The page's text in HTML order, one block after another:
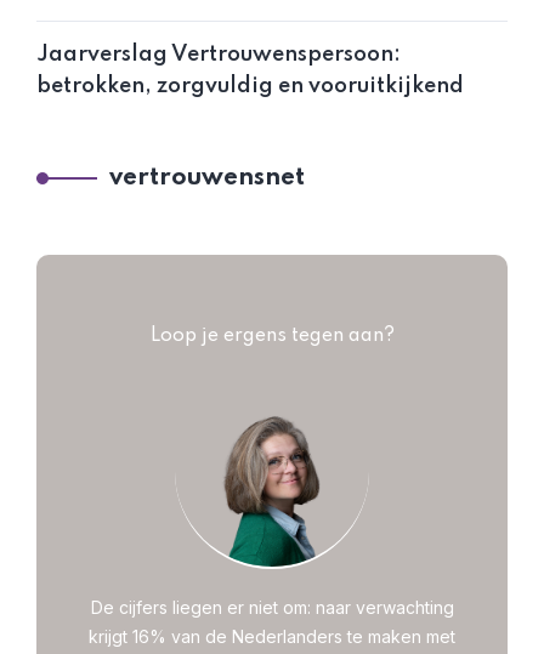
Jaarverslag Vertrouwenspersoon:
betrokken, zorgvuldig en vooruitkijkend
vertrouwensnet
Loop je ergens tegen aan?
De cijfers liegen er niet om: naar verwachting
krijgt 16% van de Nederlanders te maken met